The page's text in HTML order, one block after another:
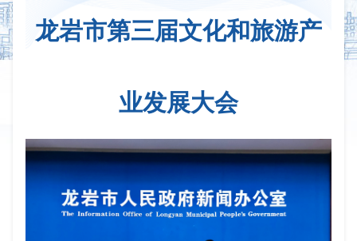
龙岩市第三届文化和旅游产
业发展大会